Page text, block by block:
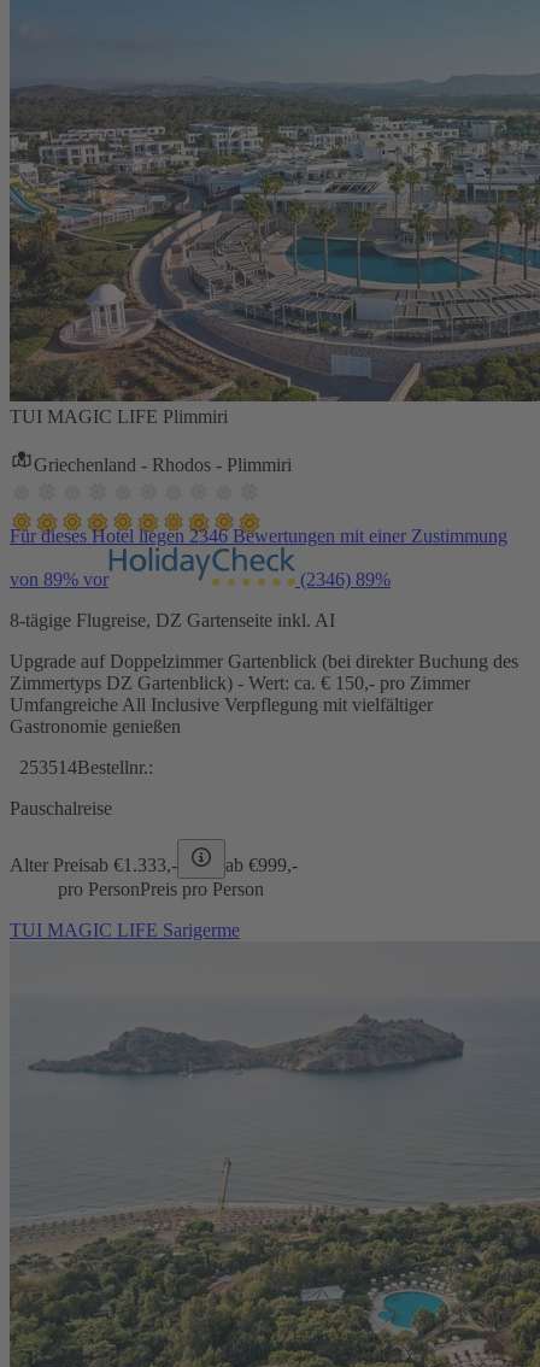
TUI MAGIC LIFE Plimmiri
Griechenland - Rhodos - Plimmiri
Für dieses Hotel liegen 2346 Bewertungen mit einer Zustimmung
von 89% vor (2346) 89%
8-tägige Flugreise, DZ Gartenseite inkl. AI
Upgrade auf Doppelzimmer Gartenblick (bei direkter Buchung des
Zimmertyps DZ Gartenblick) - Wert: ca. € 150,- pro Zimmer
Umfangreiche All Inclusive Verpflegung mit vielfältiger
Gastronomie genießen
253514Bestellnr.:
Pauschalreise
Alter Preisab €1.333,- ab €999,-
pro PersonPreis pro Person
TUI MAGIC LIFE Sarigerme